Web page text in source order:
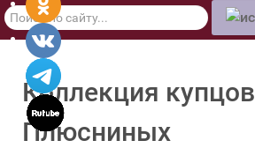
Поиск
по
сайту
Коллекция купцов
Плюсниных